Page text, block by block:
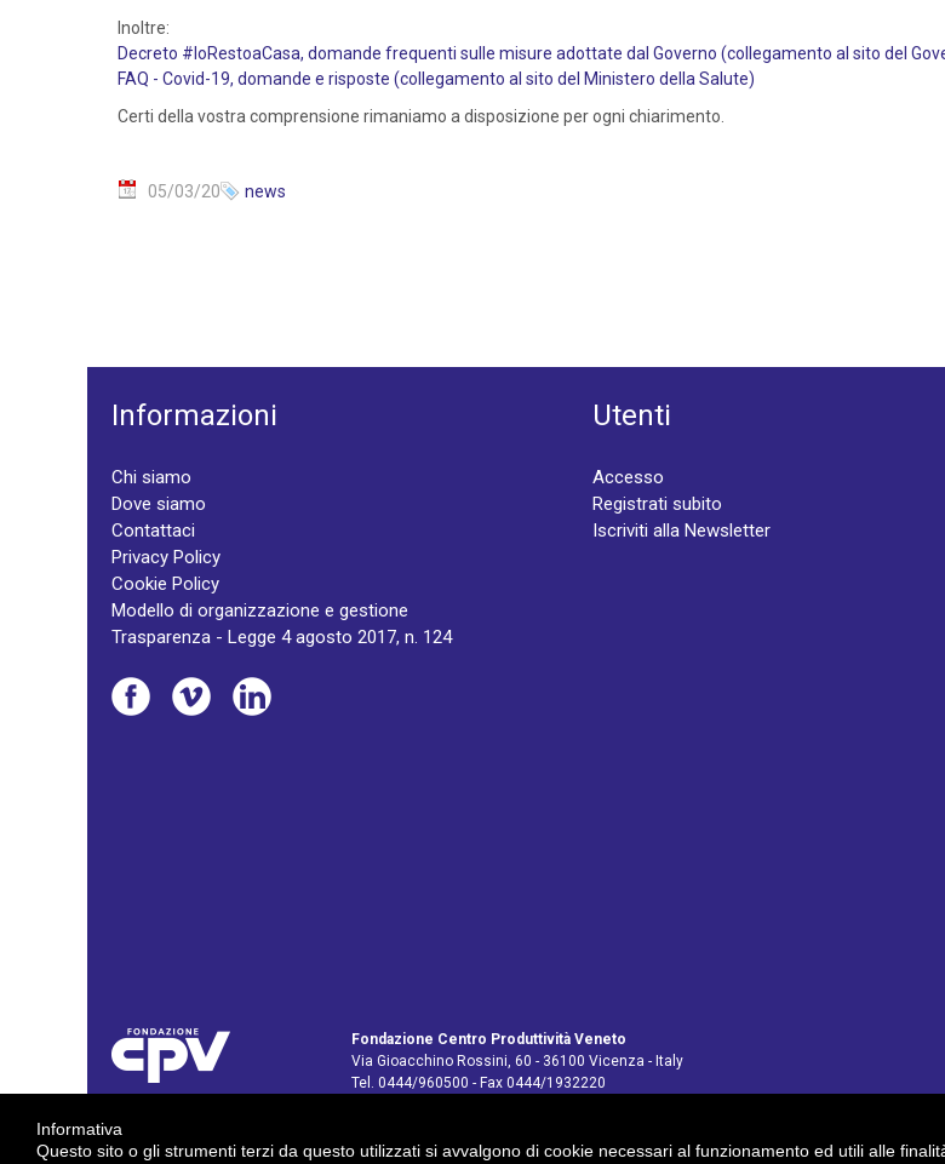
Inoltre:
Decreto #IoRestoaCasa, domande frequenti sulle misure adottate dal Governo (collegamento al sito del
FAQ - Covid-19, domande e risposte (collegamento al sito del Ministero della Salute)
Certi della vostra comprensione rimaniamo a disposizione per ogni chiarimento.
05/03/20 news
Informazioni
Chi siamo
Dove siamo
Contattaci
Privacy Policy
Cookie Policy
Modello di organizzazione e gestione
Trasparenza - Legge 4 agosto 2017, n. 124
Utenti
Accesso
Registrati subito
Iscriviti alla Newsletter
Fondazione Centro Produttività Veneto
Via Gioacchino Rossini, 60 - 36100 Vicenza - Italy
Tel. 0444/960500 - Fax 0444/1932220
Informativa
Questo sito o gli strumenti terzi da questo utilizzati si avvalgono di cookie necessari al funzionamento ed utili alle